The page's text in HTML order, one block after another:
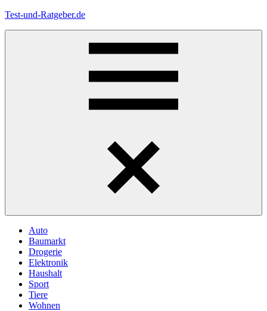
Zum
Test-und-Ratgeber.de
Auto
Baumarkt
Drogerie
Elektronik
Haushalt
Sport
Tiere
Wohnen